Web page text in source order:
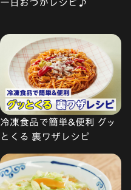
一日おつかレシピ♪
冷凍食品で簡単&便利 グッ
とくる 裏ワザレシピ